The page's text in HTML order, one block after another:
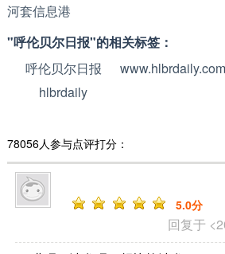
河套信息港
"呼伦贝尔日报"的相关标签：
呼伦贝尔日报
hlbrdaily
78056人参与点评打分：
回复于
5.0分